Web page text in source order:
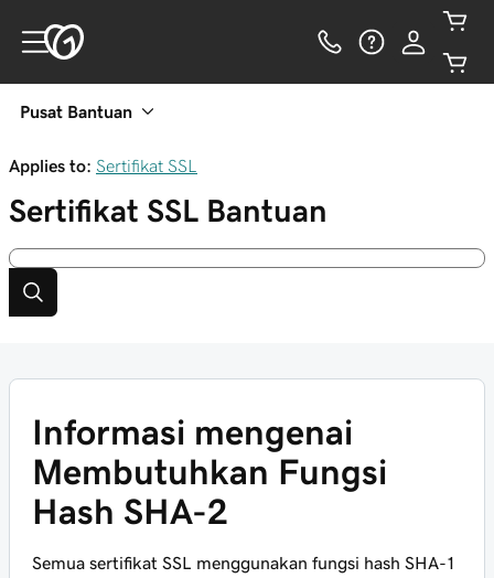
Pusat Bantuan
Applies to: Sertifikat SSL
Sertifikat SSL Bantuan
Informasi mengenai
Membutuhkan Fungsi
Hash SHA-2
Semua sertifikat SSL menggunakan fungsi hash SHA-1